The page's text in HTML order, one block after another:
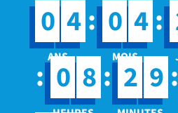
0 4: 0 4:
: 0 8 : 2 9 :
7